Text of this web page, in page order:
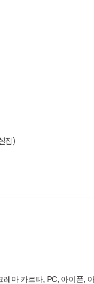
집)
마 카르타, PC, 아이폰,